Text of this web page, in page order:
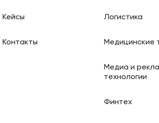
Кейсы
Контакты
Логистика
Медицинские
Медиа и
технологии
Финтех